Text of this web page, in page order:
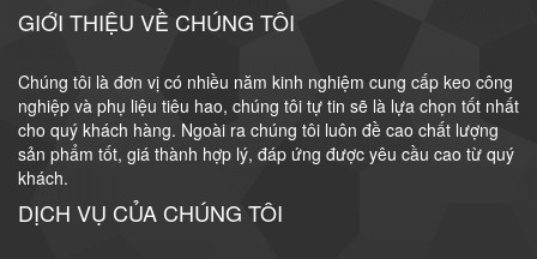
GIỚI THIỆU VỀ CHÚNG TÔI
Chúng tôi là đơn vị có nhiều năm kinh nghiệm cung cấp keo công
nghiệp và phụ liệu tiêu hao, chúng tôi tự tin sẽ là lựa chọn tốt nhất
cho quý khách hàng. Ngoài ra chúng tôi luôn đề cao chất lượng
sản phẩm tốt, giá thành hợp lý, đáp ứng được yêu cầu cao từ quý
khách.
DỊCH VỤ CỦA CHÚNG TÔI